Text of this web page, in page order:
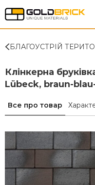
БЛАГОУСТРІЙ
Клінкерна
Lübeck, braun-
Все про товар